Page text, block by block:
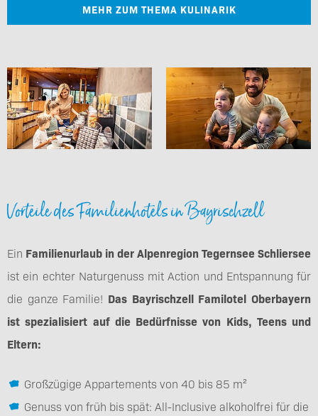
MEHR ZUM THEMA KULINARIK
Vorteile des Familienhotels in Bayrischzell
Ein Familienurlaub in der Alpenregion Tegernsee Schliersee
ist ein echter Naturgenuss mit Action und Entspannung für
die ganze Familie! Das Bayrischzell Familotel Oberbayern
ist spezialisiert auf die Bedürfnisse von Kids, Teens und
Eltern:
Großzügige Appartements von 40 bis 85 m²
Genuss von früh bis spät: All-Inclusive alkoholfrei für die